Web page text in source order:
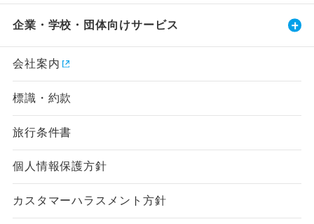
企業・学校・団体向けサービス
会社案内
標識・約款
旅行条件書
個人情報保護方針
カスタマーハラスメント方針